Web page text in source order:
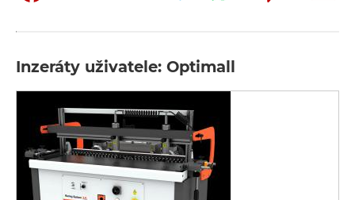
Inzeráty uživatele: Optimall